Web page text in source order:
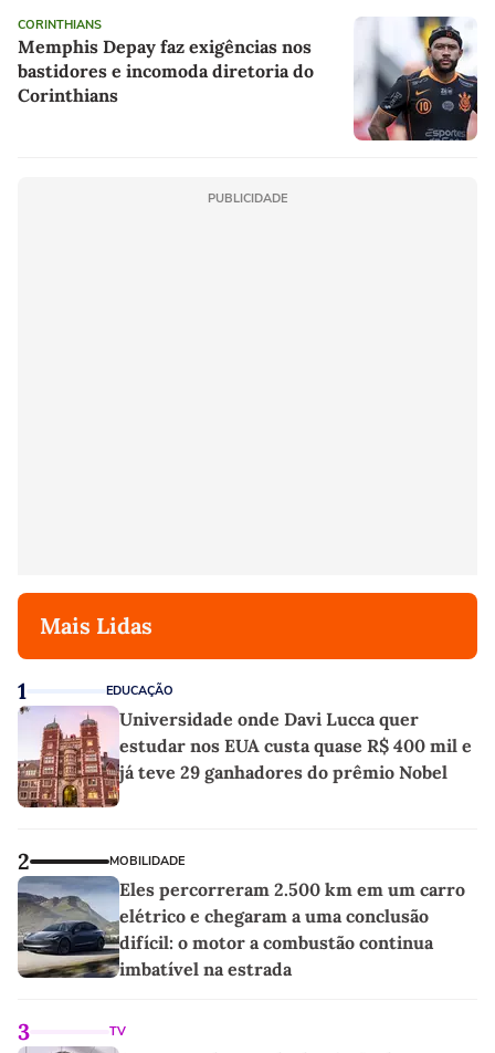
CORINTHIANS
Memphis Depay faz exigências nos
bastidores e incomoda diretoria do
Corinthians
PUBLICIDADE
Mais Lidas
1 EDUCAÇÃO
Universidade onde Davi Lucca quer
estudar nos EUA custa quase R$ 400 mil e
já teve 29 ganhadores do prêmio Nobel
2 MOBILIDADE
Eles percorreram 2.500 km em um carro
elétrico e chegaram a uma conclusão
difícil: o motor a combustão continua
imbatível na estrada
3 TV